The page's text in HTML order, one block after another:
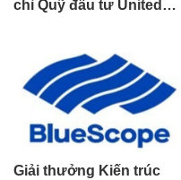
chỉ Quỹ đầu tư United
Giải thưởng Kiến trúc